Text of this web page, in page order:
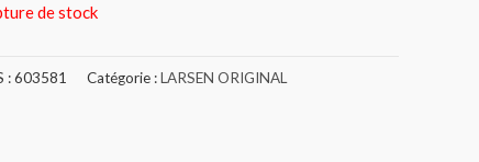
de stock
:603581 Catégorie :LARSEN ORIGINAL